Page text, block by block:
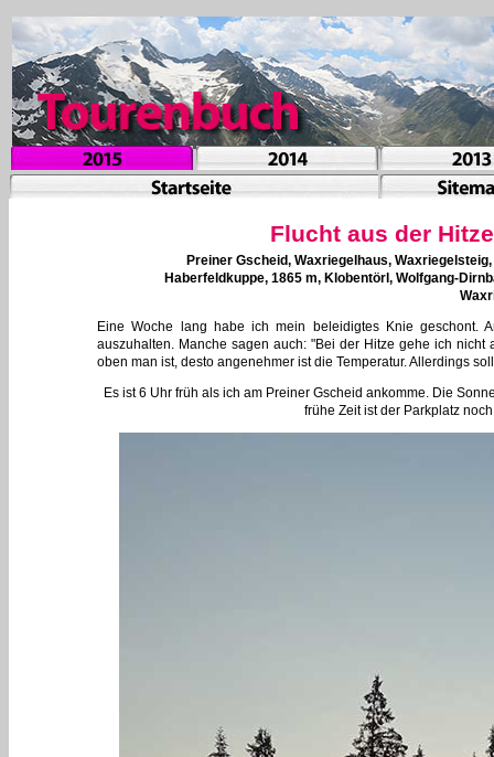
Flucht aus der
Preiner Gscheid, Waxriegelhaus,
Haberfeldkuppe, 1865 m, Klobentörl, Wolfgang-
Eine Woche lang habe ich mein beleidigtes Knie geschont.
auszuhalten. Manche sagen auch: "Bei der Hitze gehe ich
oben man ist, desto angenehmer ist die Temperatur. Allerdings
Es ist 6 Uhr früh als ich am Preiner Gscheid ankomme. Die
frühe Zeit ist der Parkplatz